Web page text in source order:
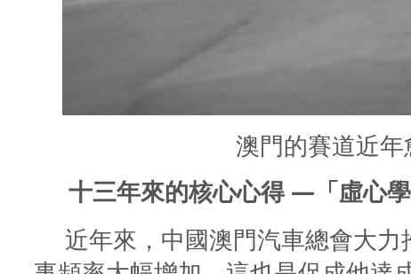
澳門的賽道近
十三年來的核心心得 — 「虛心
近年來，中國澳門汽車總會大